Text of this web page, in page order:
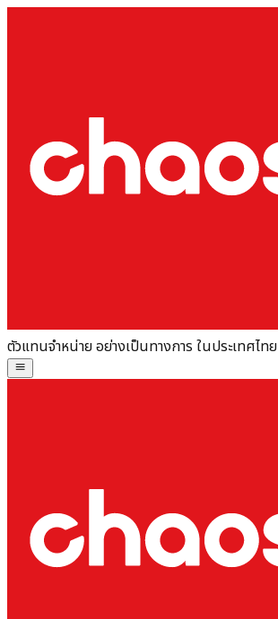
ตัวแทนจำหน่าย อย่างเป็นทางการ ในประเทศไทย